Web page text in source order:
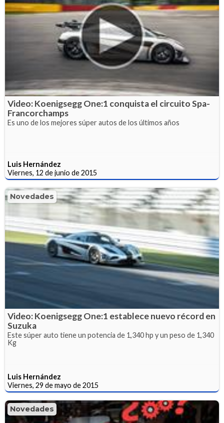
Video: Koenigsegg One:1 conquista el circuito Spa-
Francorchamps
Es uno de los mejores súper autos de los últimos años
Luis Hernández
Viernes, 12 de junio de 2015
Novedades
Video: Koenigsegg One:1 establece nuevo récord en
Suzuka
Este súper auto tiene un potencia de 1,340 hp y un peso de 1,340
Kg
Luis Hernández
Viernes, 29 de mayo de 2015
Novedades